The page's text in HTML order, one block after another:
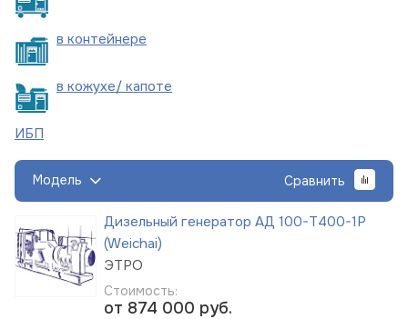
в контейнере
в кожухе/ капоте
ИБП
Модель Сравнить
Дизельный генератор АД 100-Т400-1Р
(Weichai)
ЭТРО
Стоимость:
от 874 000 руб.